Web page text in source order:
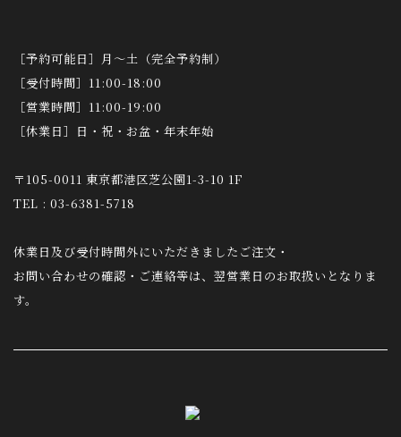
［予約可能日］月～土（完全予約制）
［受付時間］11:00-18:00
［営業時間］11:00-19:00
［休業日］日・祝・お盆・年末年始
〒105-0011 東京都港区芝公園1-3-10 1F
TEL : 03-6381-5718
休業日及び受付時間外にいただきましたご注文・
お問い合わせの確認・ご連絡等は、翌営業日のお取扱いとなりま
す。